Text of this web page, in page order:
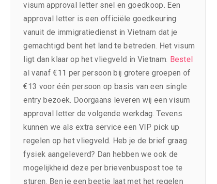
visum approval letter snel en goedkoop. Een
approval letter is een officiële goedkeuring
vanuit de immigratiedienst in Vietnam dat je
gemachtigd bent het land te betreden. Het visum
ligt dan klaar op het vliegveld in Vietnam. Bestel
al vanaf €11 per persoon bij grotere groepen of
€13 voor één persoon op basis van een single
entry bezoek. Doorgaans leveren wij een visum
approval letter de volgende werkdag. Tevens
kunnen we als extra service een VIP pick up
regelen op het vliegveld. Heb je de brief graag
fysiek aangeleverd? Dan hebben we ook de
mogelijkheid deze per brievenbuspost toe te
sturen. Ben je een beetje laat met het regelen